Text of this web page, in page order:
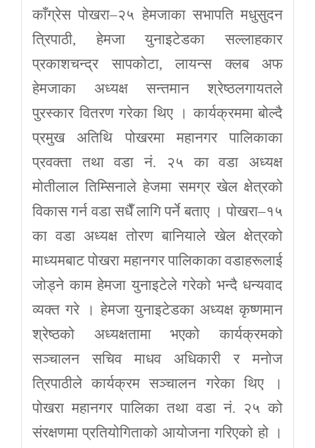
काँग्रेस पोखरा–२५ हेमजाका सभापति मधुसुदन
त्रिपाठी, हेमजा युनाइटेडका सल्लाहकार
प्रकाशचन्द्र सापकोटा, लायन्स क्लब अफ
हेमजाका अध्यक्ष सन्तमान श्रेष्ठलगायतले
पुरस्कार वितरण गरेका थिए । कार्यक्रममा बोल्दै
प्रमुख अतिथि पोखरमा महानगर पालिकाका
प्रवक्ता तथा वडा नं. २५ का वडा अध्यक्ष
मोतीलाल तिम्सिनाले हेजमा समग्र खेल क्षेत्रको
विकास गर्न वडा सधैँ लागि पर्ने बताए । पोखरा–१५
का वडा अध्यक्ष तोरण बानियाले खेल क्षेत्रको
माध्यमबाट पोखरा महानगर पालिकाका वडाहरूलाई
जोड्ने काम हेमजा युनाइटेले गरेको भन्दै धन्यवाद
व्यक्त गरे । हेमजा युनाइटेडका अध्यक्ष कृष्णमान
श्रेष्ठको अध्यक्षतामा भएको कार्यक्रमको
सञ्चालन सचिव माधव अधिकारी र मनोज
त्रिपाठीले कार्यक्रम सञ्चालन गरेका थिए ।
पोखरा महानगर पालिका तथा वडा नं. २५ को
संरक्षणमा प्रतियोगिताको आयोजना गरिएको हो ।